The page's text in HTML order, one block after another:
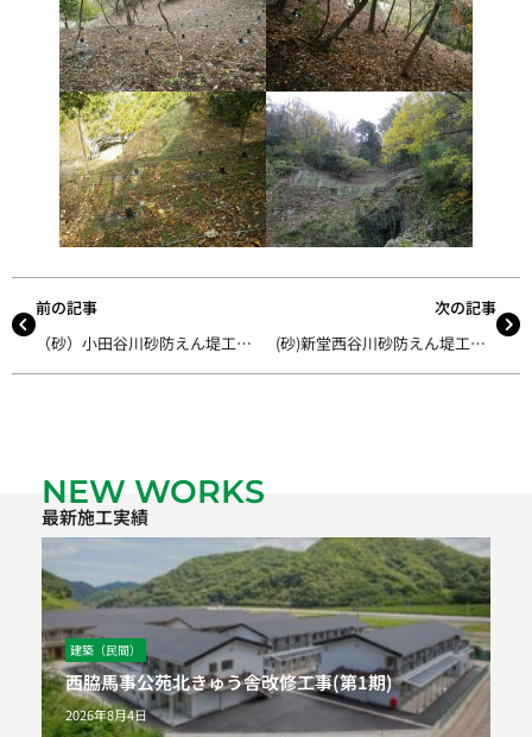
前の記事
（砂）小田谷川砂防えん堤工事（その1）
次の記事
(砂)新堂西谷川砂防えん堤工事(その2)
NEW WORKS
最新施工実績
建築（民間）
西脇馬事公苑北きゅう舎改修工事(第1期)
2026年8月4日